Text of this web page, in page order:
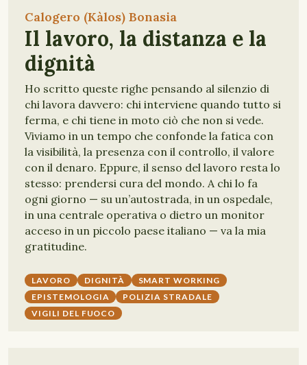
Calogero (Kàlos) Bonasia
Il lavoro, la distanza e la
dignità
Ho scritto queste righe pensando al silenzio di
chi lavora davvero: chi interviene quando tutto si
ferma, e chi tiene in moto ciò che non si vede.
Viviamo in un tempo che confonde la fatica con
la visibilità, la presenza con il controllo, il valore
con il denaro. Eppure, il senso del lavoro resta lo
stesso: prendersi cura del mondo. A chi lo fa
ogni giorno — su un’autostrada, in un ospedale,
in una centrale operativa o dietro un monitor
acceso in un piccolo paese italiano — va la mia
gratitudine.
LAVORO DIGNITÀ
SMART WORKING
EPISTEMOLOGIA
POLIZIA STRADALE
VIGILI DEL FUOCO